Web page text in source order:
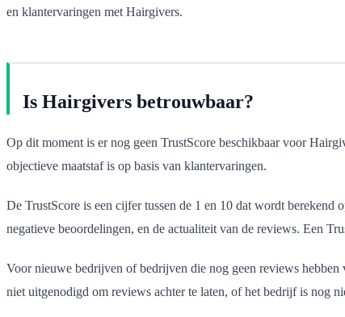
en klantervaringen met Hairgivers.
Is Hairgivers betrouwbaar?
Op dit moment is er nog geen TrustScore beschikbaar voor
objectieve maatstaf is op basis van klantervaringen.
De TrustScore is een cijfer tussen de 1 en 10 dat wordt berekend
negatieve beoordelingen, en de actualiteit van de reviews. Een
Voor nieuwe bedrijven of bedrijven die nog geen reviews
niet uitgenodigd om reviews achter te laten, of het bedrijf is nog